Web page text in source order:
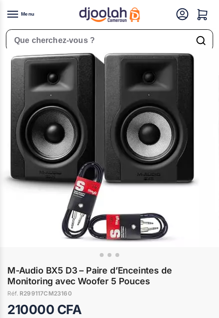
Menu
Rechercher un produit
Accueil Électronique / Instruments de musiques Enceintes de monitoring
M-Audio BX5 D3 – Paire d’Enceintes de
Monitoring avec Woofer 5 Pouces
Réf. R299117CM23160
210000 CFA